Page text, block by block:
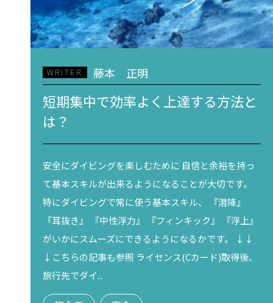
WRITER 藤本 正明
短期集中で効率よく上達する方法と
は？
安全にダイビングを楽しむために 自信と余裕を持っ
て基本スキルが出来るようになることが大切です。
特にダイビングで常に使う基本スキル、 『潜降』
『耳抜き』 『中性浮力』 『フィンキック』 『浮上』
がいかにスムーズにできるようになるかです。 ↓↓
↓こちらの記事も参照 ライセンス(Cカード)取得後、
旅行先でダイ...